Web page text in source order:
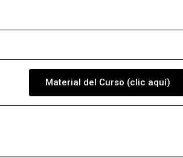
Material del Curso (clic aquí)